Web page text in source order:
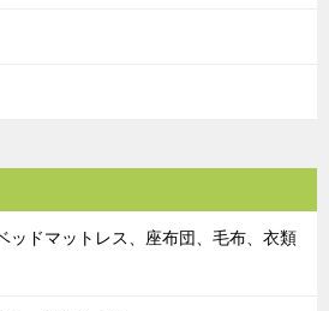
ッドマットレス、座布団、毛布、衣類